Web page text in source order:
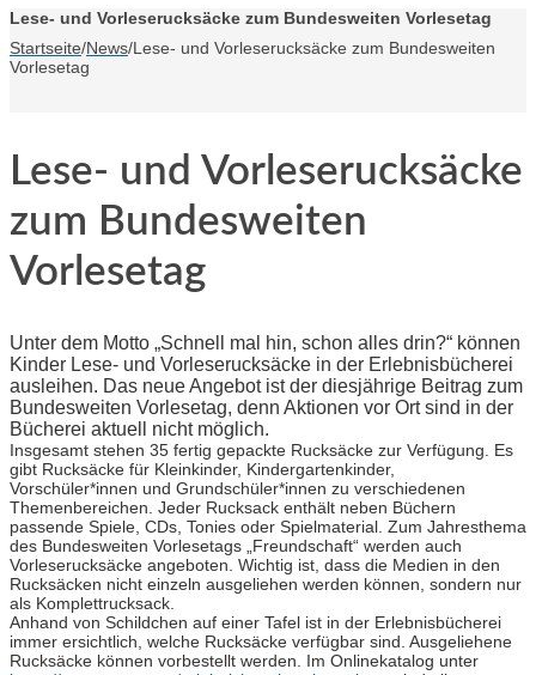
Lese- und Vorleserucksäcke zum Bundesweiten Vorlesetag
Startseite/News/Lese- und Vorleserucksäcke zum Bundesweiten
Vorlesetag
Lese- und Vorleserucksäcke
zum Bundesweiten
Vorlesetag
Unter dem Motto „Schnell mal hin, schon alles drin?“ können
Kinder Lese- und Vorleserucksäcke in der Erlebnisbücherei
ausleihen. Das neue Angebot ist der diesjährige Beitrag zum
Bundesweiten Vorlesetag, denn Aktionen vor Ort sind in der
Bücherei aktuell nicht möglich.
Insgesamt stehen 35 fertig gepackte Rucksäcke zur Verfügung. Es
gibt Rucksäcke für Kleinkinder, Kindergartenkinder,
Vorschüler*innen und Grundschüler*innen zu verschiedenen
Themenbereichen. Jeder Rucksack enthält neben Büchern
passende Spiele, CDs, Tonies oder Spielmaterial. Zum Jahresthema
des Bundesweiten Vorlesetags „Freundschaft“ werden auch
Vorleserucksäcke angeboten. Wichtig ist, dass die Medien in den
Rucksäcken nicht einzeln ausgeliehen werden können, sondern nur
als Komplettrucksack.
Anhand von Schildchen auf einer Tafel ist in der Erlebnisbücherei
immer ersichtlich, welche Rucksäcke verfügbar sind. Ausgeliehene
Rucksäcke können vorbestellt werden. Im Onlinekatalog unter